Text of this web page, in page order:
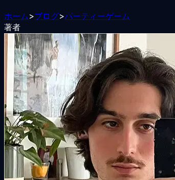
ホーム>ブログ>パーティーゲーム
著者